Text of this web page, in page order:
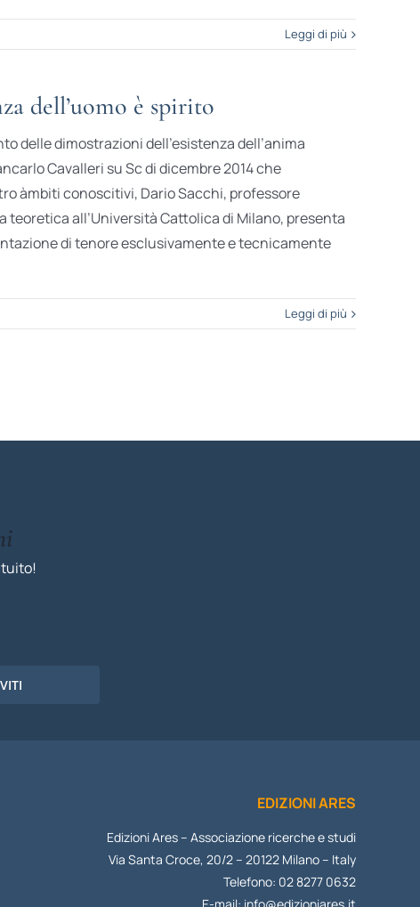
Leggi di più
dell’uomo è spirito
delle dimostrazioni dell’esistenza dell’anima
Cavalleri su Sc di dicembre 2014 che
àmbiti conoscitivi, Dario Sacchi, professore
teoretica all’Università Cattolica di Milano, presenta
di tenore esclusivamente e tecnicamente
Leggi di più
EDIZIONI ARES
Edizioni Ares – Associazione ricerche e studi
Via Santa Croce, 20/2 – 20122 Milano – Italy
Telefono: 02 8277 0632